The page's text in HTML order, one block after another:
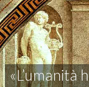
«L’umanità